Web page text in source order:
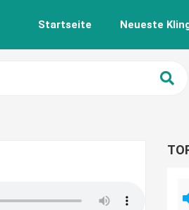
Startseite Neueste